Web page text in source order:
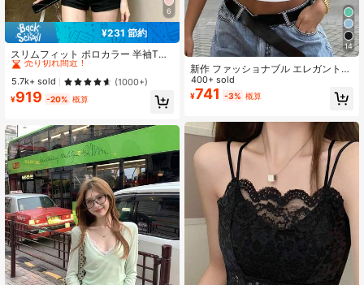
6
¥231 節約
スリムフィット ポロカラー 半袖Tシ
ャツ レディース、ウエストシェイ
プ、エレガント&スリミング カジュ
アル ブラック、オフィスサイレン サ
マー
#1 ベストセラー
に ポロ 女性用トップス、ブラウス、Tシャツ
売り切れ間近！
#1 ベストセラー
売り切れ間近！
#1 ベストセラー
売り切れ間近！
#1 ベストセラー
に ポロ 女性用トップス、ブラウス、Tシャツ
5.7k+ sold (1000+)
¥919 -20% 概算
14
新作 ファッショナブル エレガント
無地 カジュアル 万能 ウエストシャ
ーリング Tシャツ、デイリー、学
校、ビーチ、バケーション、ホーム
リーンガール エステティック
400+ sold
¥741 -3% 概算